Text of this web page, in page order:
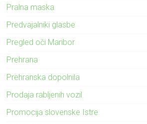
Pralna maska
Predvajalniki glasbe
Pregled oči Maribor
Prehrana
Prehranska dopolnila
Prodaja rabljenih vozil
Promocija slovenske Istre